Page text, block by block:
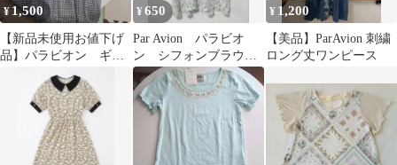
¥ 1,500
【新品未使用お値下げ
品】パラビオン ギン
ガムチェック 半袖ワン
ピース
¥650
Par Avion パラビオ
ン シフォンブラウ
ス ボタニカル柄
¥ 1,200
【美品】ParAvion 刺繍
ロング丈ワンピース